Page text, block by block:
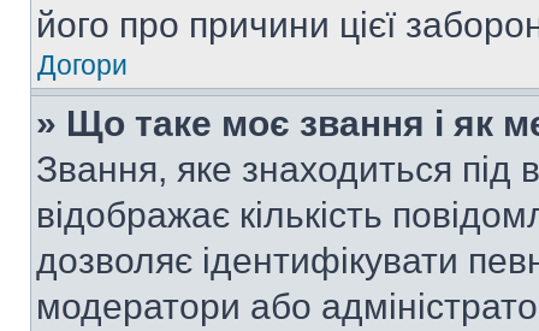
його про причини цієї
Догори
» Що таке моє звання і як
Звання, яке знаходиться
відображає кількість
дозволяє ідентифікувати
модератори або